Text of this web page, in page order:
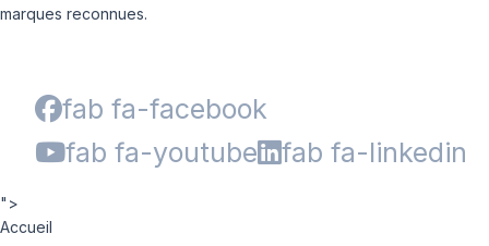
marques reconnues.
fab fa-facebook
fab fa-youtube
fab fa-linkedin
">
Accueil